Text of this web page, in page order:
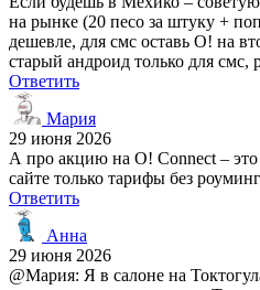
на рынке (20 песо за штуку +
дешевле, для смс оставь О! на
старый андроид только для смс,
Ответить
Мария
29 июня 2026
А про акцию на O! Connect –
сайте только тарифы без
Ответить
Анна
29 июня 2026
@Мария: Я в салоне на